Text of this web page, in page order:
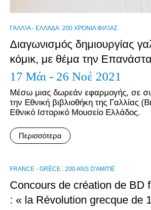
ΓΑΛΛΊΑ - ΕΛΛΆΔΑ: 200 ΧΡΌΝΙΑ ΦΙΛΊΑΣ
Διαγωνισμός δημιουργίας
κόμικ, με θέμα την
17 Μάι - 26 Νοέ 2021
Μέσω μιας δωρεάν εφαρμογής, σε
την Εθνική βιβλιοθήκη της Γαλλίας
Εθνικό Ιστορικό Μουσείο Ελλάδος.
Περισσότερα
FRANCE - GRÈCE : 200 ANS D'AMITIÉ
Concours de création de BD
: « la Révolution grecque de